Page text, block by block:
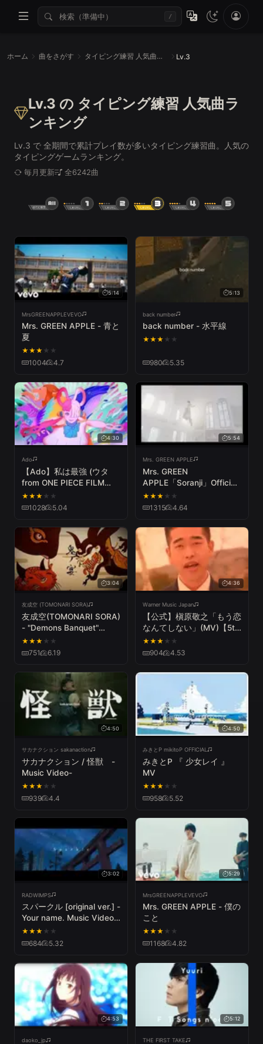
/
ホーム 曲をさがす タイピング練習 人気曲ランキング Lv.3
Lv.3 の タイピング練習 人気曲ラ
ンキング
Lv.3 で 全期間で累計プレイ数が多いタイピング練習曲。人気の
タイピングゲームランキング。
毎月更新 全6242曲
5:14
MrsGREENAPPLEVEVO
Mrs. GREEN APPLE - 青と
夏
★★★ ★ ★
1004 4.7
5:13
back number
back number - 水平線
★★★ ★ ★
980 5.35
4:30
Ado
【Ado】私は最強 (ウタ
from ONE PIECE FILM
RED)
★★★ ★ ★
1028 5.04
5:54
Mrs. GREEN APPLE
Mrs. GREEN
APPLE「Soranji」Official
Music Video
★★★ ★ ★
1315 4.64
3:04
友成空 (TOMONARI SORA)
友成空(TOMONARI SORA)
- "Demons Banquet"
［Lyric Video］
★★★ ★ ★
751 6.19
4:36
Warner Music Japan
【公式】槇原敬之「もう恋
なんてしない」(MV)【5th
シングル】 (1992年)
Noriyuki Makihara/Mo
★★★ ★ ★
904 4.53
4:50
サカナクション sakanaction
サカナクション / 怪獣 -
Music Video-
★★★ ★ ★
939 4.4
4:50
みきとP mikitoP OFFICIAL
みきとP 『 少女レイ 』
MV
★★★ ★ ★
958 5.52
3:02
RADWIMPS
スパークル [original ver.] -
Your name. Music Video
edition- 予告編 from new
album「人間開花」初回盤
★★★ ★ ★
684 5.32
5:29
MrsGREENAPPLEVEVO
Mrs. GREEN APPLE - 僕の
こと
★★★ ★ ★
1168 4.82
4:53
daoko_jp
5:12
THE FIRST TAKE